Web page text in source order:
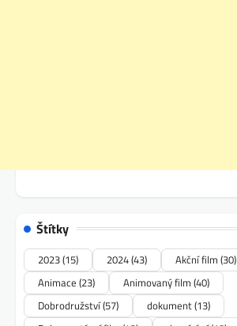
Štítky
2023(15) 2024(43) Akční film (30)
Animace (23) Animovaný film (40)
Dobrodružství(57) dokument(13)